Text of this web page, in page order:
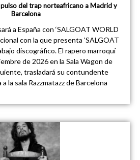
del trap norteafricano a Madrid y
Barcelona
a España con ‘SALGOAT WORLD
con la que presenta ‘SALGOAT
discográfico. El rapero marroquí
de 2026 en la Sala Wagon de
trasladará su contundente
la sala Razzmatazz de Barcelona